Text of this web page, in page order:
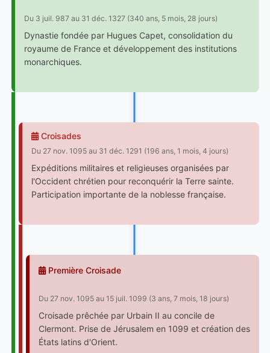
Du 3 juil. 987 au 31 déc. 1327 (340 ans, 5 mois, 28 jours)
Dynastie fondée par Hugues Capet, consolidation du
royaume de France et développement des institutions
monarchiques.
Croisades
Du 27 nov. 1095 au 31 déc. 1291 (196 ans, 1 mois, 4 jours)
Expéditions militaires et religieuses organisées par
l'Occident chrétien pour reconquérir la Terre sainte.
Participation importante de la noblesse française.
Première Croisade
Du 27 nov. 1095 au 15 juil. 1099 (3 ans, 7 mois, 18 jours)
Croisade prêchée par Urbain II au concile de
Clermont. Prise de Jérusalem en 1099 et création des
États latins d'Orient.